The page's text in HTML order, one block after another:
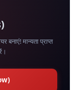
मान्यता प्राप्त